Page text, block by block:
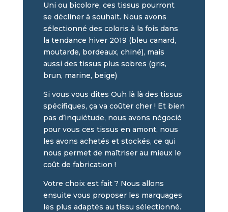
Uni ou bicolore, ces tissus pourront
se décliner à souhait. Nous avons
sélectionné des coloris à la fois dans
la tendance hiver 2019 (bleu canard,
moutarde, bordeaux, chiné), mais
aussi des tissus plus sobres (gris,
brun, marine, beige)
Si vous vous dites Ouh là là des tissus
spécifiques, ça va coûter cher ! Et bien
pas d’inquiétude, nous avons négocié
pour vous ces tissus en amont, nous
les avons achetés et stockés, ce qui
nous permet de maîtriser au mieux le
coût de fabrication !
Votre choix est fait ? Nous allons
ensuite vous proposer les marquages
les plus adaptés au tissu sélectionné.